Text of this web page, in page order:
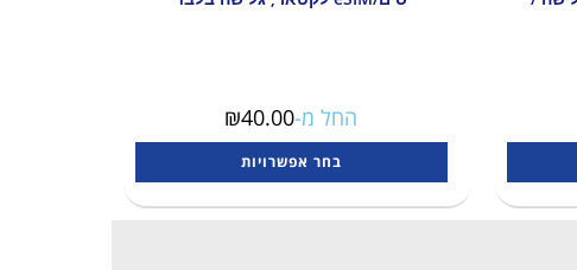
החל מ- ₪40.00
בחר אפשרויות